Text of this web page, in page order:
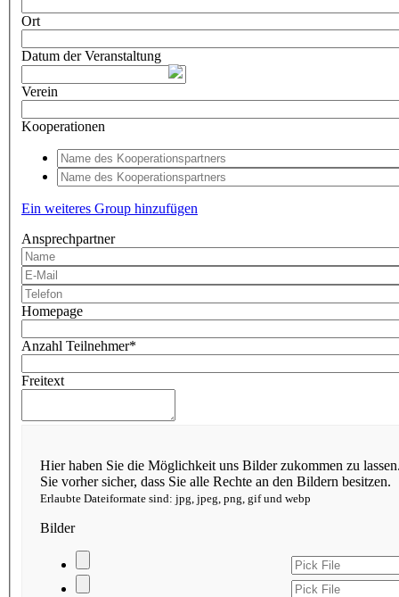
Ort
Datum der Veranstaltung
Verein
Kooperationen
Ein weiteres Group hinzufügen
Ansprechpartner
Homepage
Anzahl Teilnehmer*
Freitext
Hier haben Sie die Möglichkeit uns Bilder zukommen zu
Sie vorher sicher, dass Sie alle Rechte an den Bildern besitzen.
Erlaubte Dateiformate sind: jpg, jpeg, png, gif und webp
Bilder